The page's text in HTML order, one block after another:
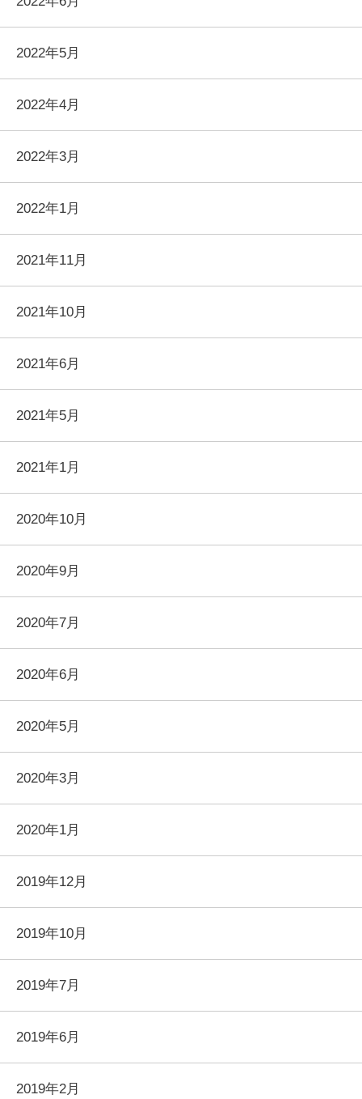
2022年5月
2022年4月
2022年3月
2022年1月
2021年11月
2021年10月
2021年6月
2021年5月
2021年1月
2020年10月
2020年9月
2020年7月
2020年6月
2020年5月
2020年3月
2020年1月
2019年12月
2019年10月
2019年7月
2019年6月
2019年2月